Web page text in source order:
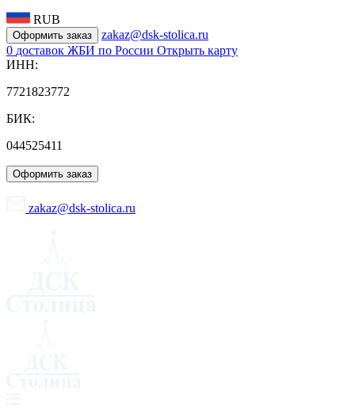
RUB
Оформить заказ
zakaz@dsk-stolica.ru
0 доставок ЖБИ по России Открыть карту
ИНН:
7721823772
БИК:
044525411
Оформить заказ
zakaz@dsk-stolica.ru